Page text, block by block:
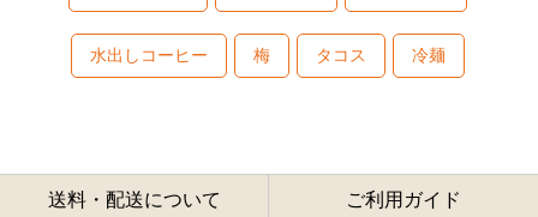
水出しコーヒー 梅 タコス 冷麺
送料・配送について ご利用ガイド